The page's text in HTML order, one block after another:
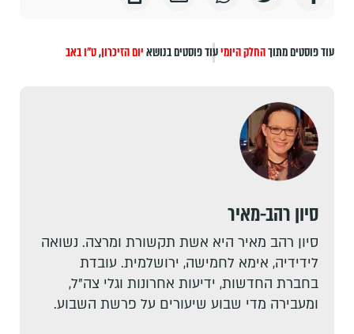
עוד פוסטים מתוךהחלק היומיעוד פוסטים בנושאיום הזיכרון,ט"ו באב
סיון רהב-מאיר
סיון רהב מאיר היא אשת תקשורת ומרצה. נשואה
לידידיה, אימא לחמישה, ירושלמית. עובדת
בחברת החדשות, ידיעות אחרונות וגלי צה"ל,
ומעבירה מדי שבוע שיעורים על פרשת השבוע.